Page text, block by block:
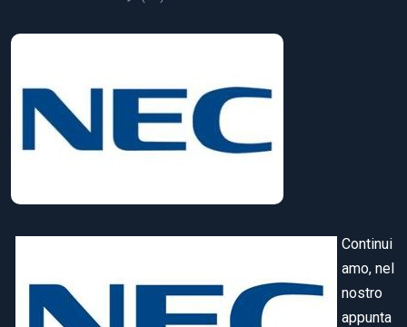
Continui
amo, nel
nostro
appunta